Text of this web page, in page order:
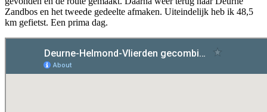
Zandbos en het tweede gedeelte afmaken. Uiteindelijk heb ik 48,5
km gefietst. Een prima dag.